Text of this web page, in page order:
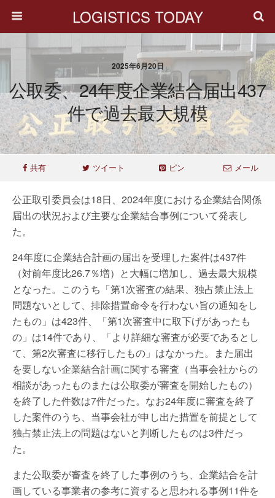
LOGISTICS TODAY
2025年6月20日
公取委、24年度企業結合届出437
件で過去最大規模
共有 ツイート ピン メール
公正取引委員会は18日、2024年度における企業結合関係
届出の状況および主要な企業結合事例について発表し
た。
24年度に企業結合計画の届出を受理した案件は437件
（対前年度比26.7％増）と大幅に増加し、過去最大規模
となった。このうち「第1次審査の結果、独占禁止法上
問題ないとして、排除措置命令を行わない旨の通知をし
たもの」は423件、「第1次審査中に取下げがあったも
の」は14件であり、「より詳細な審査が必要であるとし
て、第2次審査に移行したもの」はなかった。また届出
を要しない企業結合計画に関する審査（当事会社からの
相談があったものまたは公取委が審査を開始したもの）
を終了した件数は7件だった。なお24年度に審査を終了
した案件のうち、当事会社が申し出た措置を前提として
独占禁止法上の問題はないと判断したものは3件だっ
た。
また公取委が審査を終了した事例のうち、企業結合を計
画している事業者の参考に資すると思われる事例11件を